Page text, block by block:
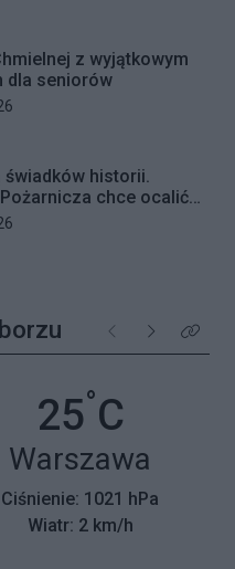
z wyjątkowym
dla seniorów
artykułu:
świadków historii.
chce ocalić
z pamiętnego strajku
artykułu:
Poprzednie
NastępneKliknij
25°C
Miasto:
Warszawa
Ciśnienie: 1021 hPa
Wiatr: 2 km/h